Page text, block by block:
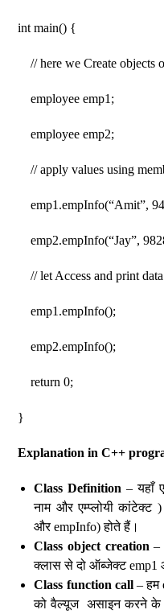
int main() {
// here we Create objects
employee emp1;
employee emp2;
// apply values using
emp1.empInfo(“Amit”,
emp2.empInfo(“Jay”,
// let Access and print
emp1.empInfo();
emp2.empInfo();
return 0;
}
Explanation in C++
Class Definition – यहाँ
नाम और एम्प्लोयी
और empInfo) होते हैं।
Class object creation –
क्लास से दो ऑब्जेक्ट emp1
Class function call– हम
को वैल्यूज असाइन करने के